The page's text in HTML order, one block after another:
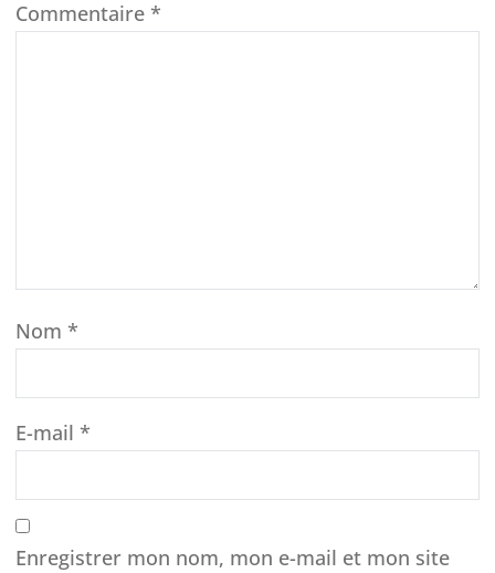
Commentaire *
Nom *
E-mail *
Enregistrer mon nom, mon e-mail et mon site